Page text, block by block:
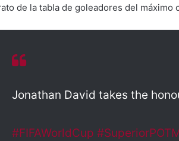
de la tabla de goleadores del máximo
Jonathan David takes the
#FIFAWorldCup